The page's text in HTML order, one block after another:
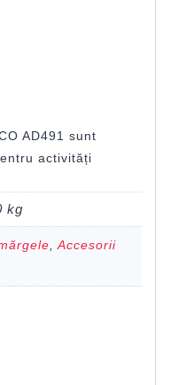
AD491 sunt
activități
kg
,Accesorii